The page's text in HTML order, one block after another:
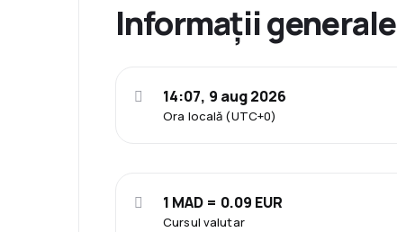
Informații generale
Ora locală (UTC+0)
14:07, 9 aug 2026
Cursul valutar
1 MAD = 0.09 EUR